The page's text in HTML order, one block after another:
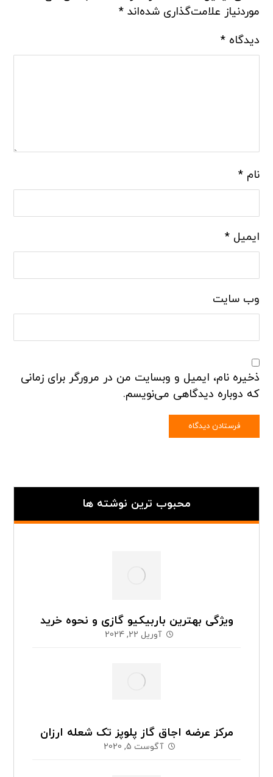
موردنیاز علامت‌گذاری شده‌اند*
دیدگاه*
نام*
ایمیل*
وب‌ سایت
ذخیره نام، ایمیل و وبسایت من در مرورگر برای زمانی
که دوباره دیدگاهی می‌نویسم.
محبوب ترین نوشته ها
ویژگی بهترین باربیکیو گازی و نحوه خرید
آوریل 22, 2024
مرکز عرضه اجاق گاز پلوپز تک شعله ارزان
آگوست 5, 2020